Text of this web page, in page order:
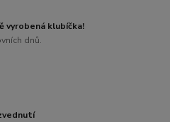
vyrobená klubíčka!
dnů.